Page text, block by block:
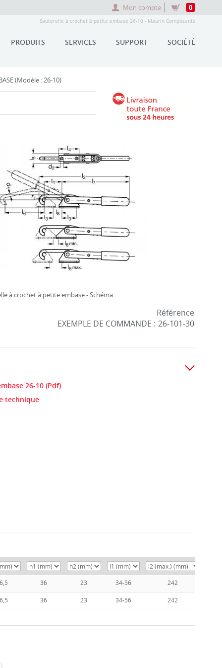
Mon compte 0
Sauterelle à crochet à petite embase 26-10 - Maurin Composants
PRODUITS SERVICES SUPPORT SOCIÉTÉ
(Modèle : 26-10)
à crochet à petite embase - Schéma
EXEMPLE DE COMMANDE :
Référence
26-101-30
26-10 (Pdf)
technique
36 23 34-56 242
36 23 34-56 242